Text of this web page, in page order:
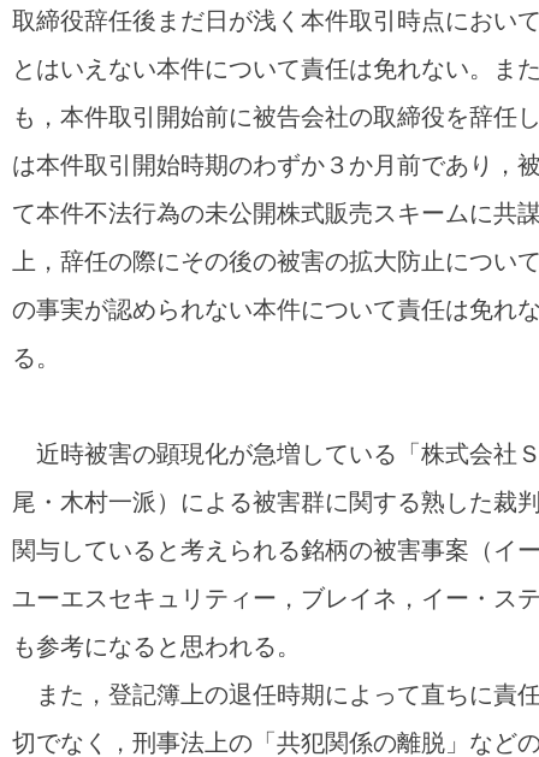
取締役辞任後まだ日が浅く本件取引時点におい
とはいえない本件について責任は免れない。ま
も，本件取引開始前に被告会社の取締役を辞任
は本件取引開始時期のわずか３か月前であり，
て本件不法行為の未公開株式販売スキームに共
上，辞任の際にその後の被害の拡大防止につい
の事実が認められない本件について責任は免れ
る。
近時被害の顕現化が急増している「株式会社
尾・木村一派）による被害群に関する熟した裁
関与していると考えられる銘柄の被害事案（イ
ユーエスセキュリティー，ブレイネ，イー・ス
も参考になると思われる。
また，登記簿上の退任時期によって直ちに責
切でなく，刑事法上の「共犯関係の離脱」など